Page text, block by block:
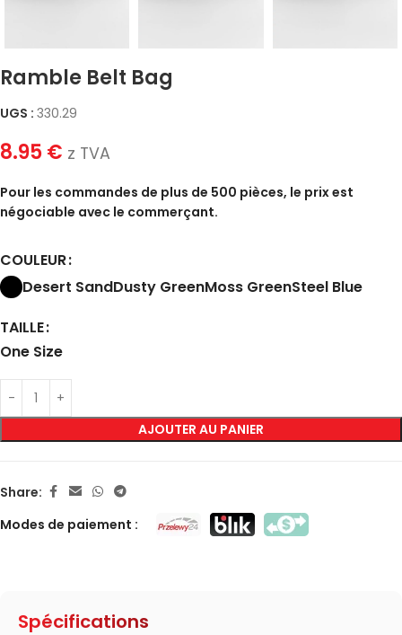
Ramble Belt Bag
UGS : 330.29
8.95€ z TVA
Pour les commandes de plus de 500 pièces, le prix est
négociable avec le commerçant.
COULEUR
Desert SandDusty GreenMoss GreenSteel Blue
TAILLE
One Size
AJOUTER AU PANIER
Share:
Modes de paiement :
Spécifications